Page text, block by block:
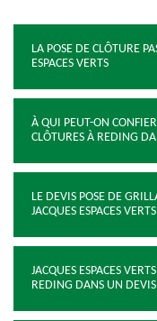
LA POSE DE CLÔTURE
ESPACES VERTS
À QUI PEUT-ON
CLÔTURES À REDING
LE DEVIS POSE DE
JACQUES ESPACES VERTS
JACQUES ESPACES
REDING DANS UN DEVIS